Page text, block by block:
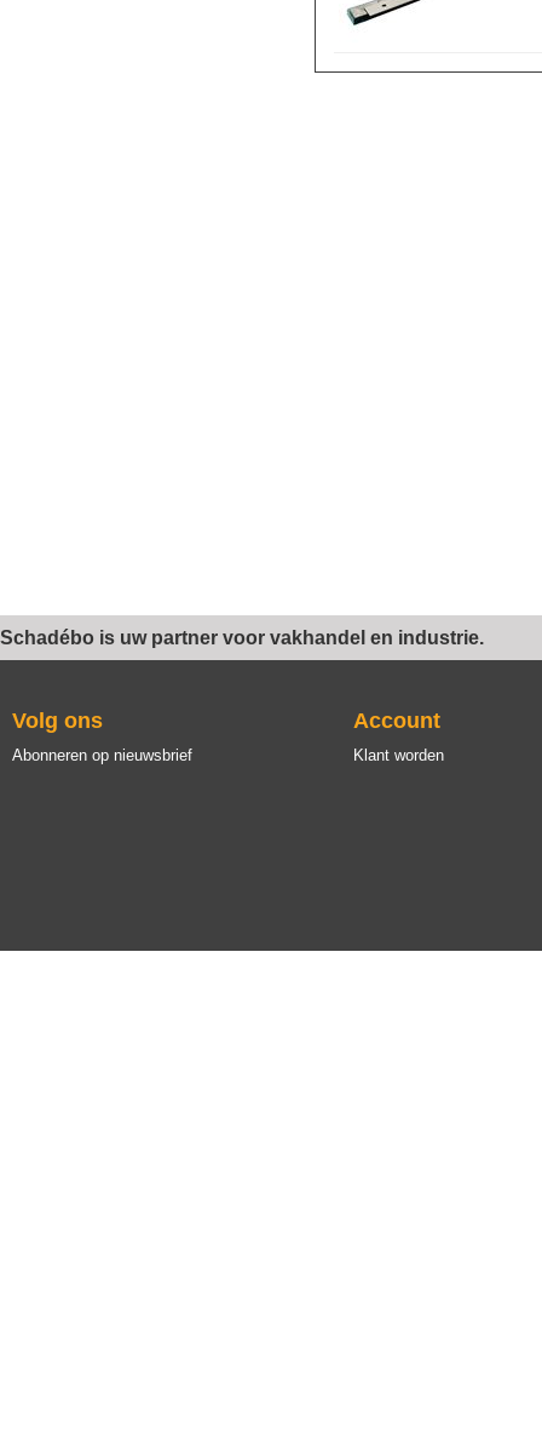
Schadébo is uw partner voor vakhandel en industrie.
Volg ons
Abonneren op nieuwsbrief
Account
Klant worden